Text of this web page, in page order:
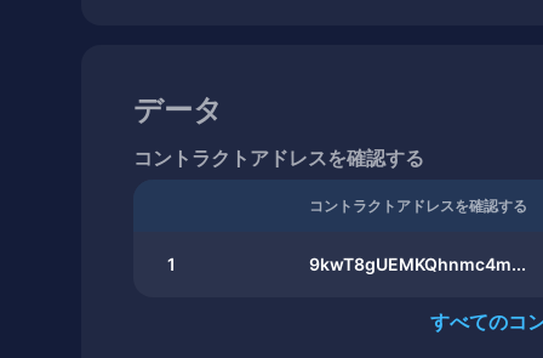
データ
コントラクトアドレスを確認する
コントラクトアドレスを確認する
1 9kwT8gUEMKQhnmc4m...
すべてのコ